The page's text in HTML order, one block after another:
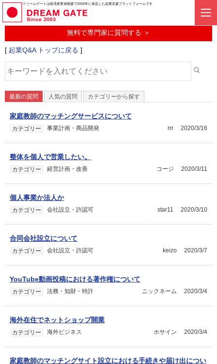
ドリームゲートは経済産業省後援で2003年に発足した起業支援プラットフォームです
起業に関するみんなの質問投稿サービス
起業Q&A
無料で専門家に質問する ＞
[ 起業Q&A トップに戻る ]
最新の質問 人気の質問 カテゴリーから探す
家庭教師のマッチングサービスについて
カテゴリー 事業計画・商品開発 2020/3/16
rrr
整体を個人で営業したい。
カテゴリー 経営計画・改善 2020/3/11
コージ
個人事業か法人か
カテゴリー 会社設立・許認可 2020/3/10
star11
合同会社設立について
カテゴリー 会社設立・許認可 2020/3/7
keizo
YouTube動画投稿における著作権について
カテゴリー 法務・知財・特許 2020/3/4
ニックネーム
海外在住でネットショップ開業
カテゴリー 海外ビジネス 2020/3/4
ホサイン
家庭教師のマッチングサイト設立における手続きや届け出につい